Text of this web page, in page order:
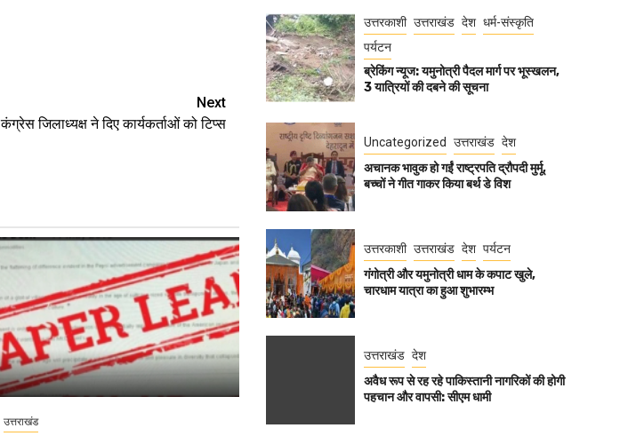
Next
कंग्रेस जिलाध्यक्ष ने दिए कार्यकर्ताओं को टिप्स
उत्तराखंड
उत्तरकाशी उत्तराखंड देश धर्म-संस्कृति
पर्यटन
ब्रेकिंग न्यूज: यमुनोत्री पैदल मार्ग पर भूस्खलन,
3 यात्रियों की दबने की सूचना
Uncategorized उत्तराखंड देश
अचानक भावुक हो गईं राष्ट्रपति द्रौपदी मुर्मू,
बच्चों ने गीत गाकर किया बर्थ डे विश
उत्तरकाशी उत्तराखंड देश पर्यटन
गंगोत्री और यमुनोत्री धाम के कपाट खुले,
चारधाम यात्रा का हुआ शुभारम्भ
उत्तराखंड देश
अवैध रूप से रह रहे पाकिस्तानी नागरिकों की होगी
पहचान और वापसी: सीएम धामी